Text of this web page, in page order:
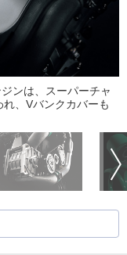
ンは、スーパーチャ
、Vバンクカバーも